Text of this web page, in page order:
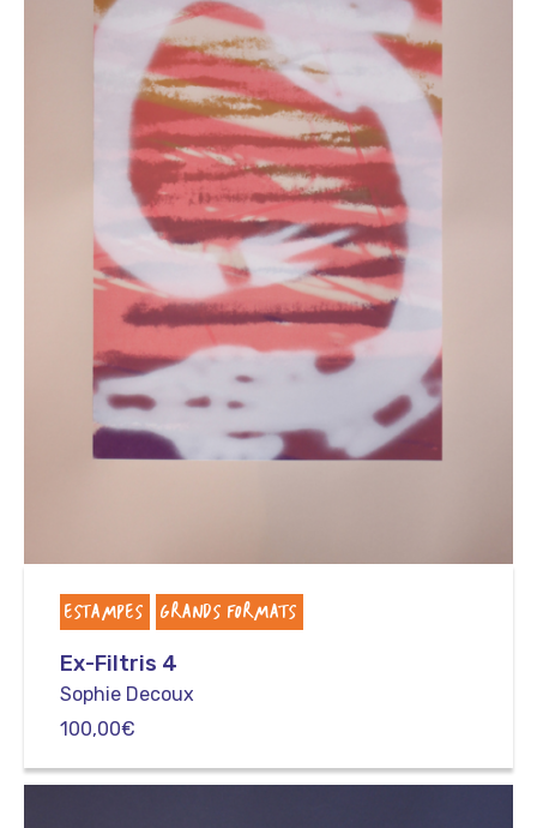
ESTAMPES GRANDS FORMATS
Ex-Filtris 4
Sophie Decoux
100,00€